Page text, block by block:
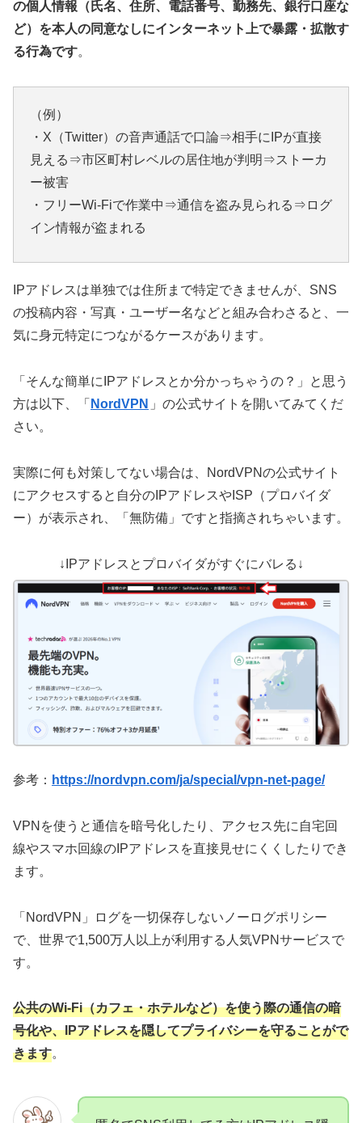
の個人情報（氏名、住所、電話番号、勤務先、銀行口座な
ど）を本人の同意なしにインターネット上で暴露・拡散す
る行為です。
（例）
・X（Twitter）の音声通話で口論⇒相手にIPが直接
見える⇒市区町村レベルの居住地が判明⇒ストーカ
ー被害
・フリーWi-Fiで作業中⇒通信を盗み見られる⇒ログ
イン情報が盗まれる
IPアドレスは単独では住所まで特定できませんが、SNS
の投稿内容・写真・ユーザー名などと組み合わさると、一
気に身元特定につながるケースがあります。
「そんな簡単にIPアドレスとか分かっちゃうの？」と思う
方は以下、「 NordVPN 」の公式サイトを開いてみてくだ
さい。
実際に何も対策してない場合は、NordVPNの公式サイト
にアクセスすると自分のIPアドレスやISP（プロバイダ
ー）が表示され、「無防備」ですと指摘されちゃいます。
↓IPアドレスとプロバイダがすぐにバレる↓
参考： https://nordvpn.com/ja/special/vpn-net-page/
VPNを使うと通信を暗号化したり、アクセス先に自宅回
線やスマホ回線のIPアドレスを直接見せにくくしたりでき
ます。
「NordVPN」ログを一切保存しないノーログポリシー
で、世界で1,500万人以上が利用する人気VPNサービスで
す。
公共のWi-Fi（カフェ・ホテルなど）を使う際の通信の暗
号化や、IPアドレスを隠してプライバシーを守ることがで
きます。